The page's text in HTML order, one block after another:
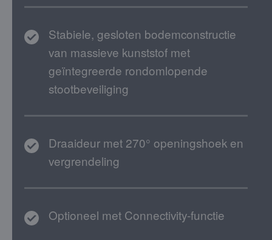
Stabiele, gesloten bodemconstructie
van massieve kunststof met
geïntegreerde rondomlopende
stootbeveiliging
Draaideur met 270° openingshoek en
vergrendeling
Optioneel met Connectivity-functie